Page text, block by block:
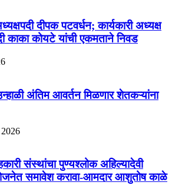
दीपक पटवर्धन; कार्यकारी अध्यक्ष
काका कोयटे यांची एकमताने निवड
अंतिम आवर्तन मिळणार शेतकऱ्यांना
संस्थांचा पुण्यश्लोक अहिल्यादेवी
समावेश करावा-आमदार आशुतोष काळे